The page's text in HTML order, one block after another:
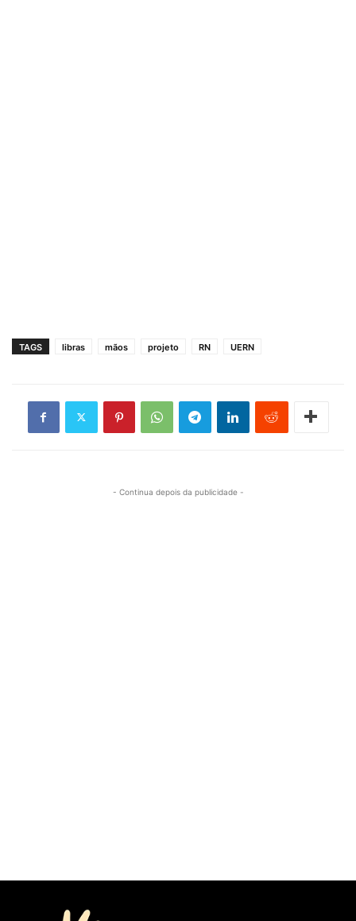
TAGS libras mãos projeto RN UERN
- Continua depois da publicidade -